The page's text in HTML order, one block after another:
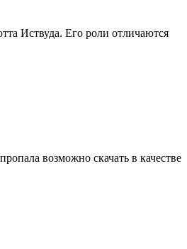
Иствуда. Его роли отличаются
возможно скачать в качестве